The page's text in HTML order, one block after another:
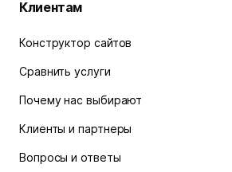
Клиентам
Конструктор сайтов
Сравнить услуги
Почему нас выбирают
Клиенты и партнеры
Вопросы и ответы